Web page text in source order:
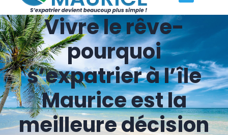
Vivre le rêve-
pourquoi
s’expatrier à l’île
Maurice est la
meilleure décision